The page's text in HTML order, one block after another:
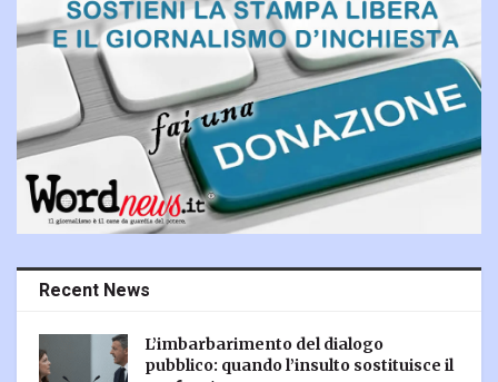
Recent News
L’imbarbarimento del dialogo
pubblico: quando l’insulto sostituisce il